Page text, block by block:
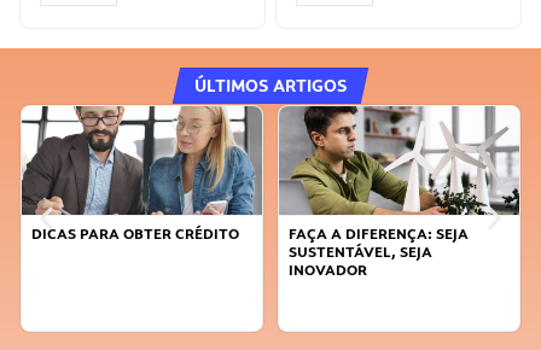
ÚLTIMOS ARTIGOS
DICAS PARA OBTER CRÉDITO
FAÇA A DIFERENÇA: SEJA
SUSTENTÁVEL, SEJA
INOVADOR